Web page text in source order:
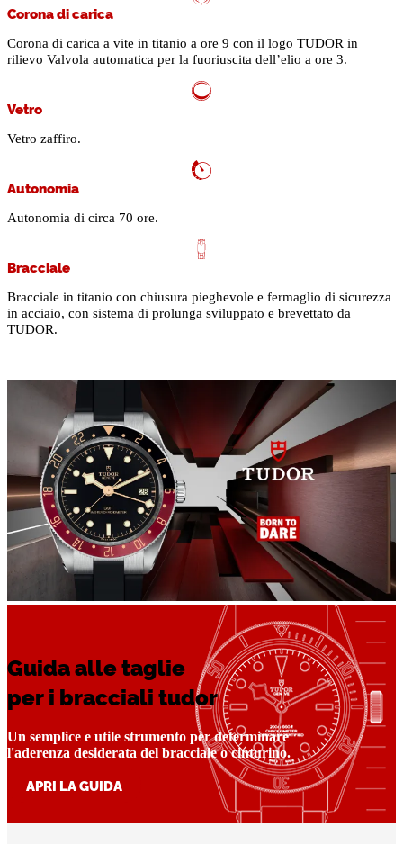
Corona di carica
Corona di carica a vite in titanio a ore 9 con il logo TUDOR in
rilievo Valvola automatica per la fuoriuscita dell’elio a ore 3.
Vetro
Vetro zaffiro.
Autonomia
Autonomia di circa 70 ore.
Bracciale
Bracciale in titanio con chiusura pieghevole e fermaglio di sicurezza
in acciaio, con sistema di prolunga sviluppato e brevettato da
TUDOR.
Guida alle taglie
per i bracciali tudor
Un semplice e utile strumento per determinare
l'aderenza desiderata del bracciale o cinturino.
APRI LA GUIDA